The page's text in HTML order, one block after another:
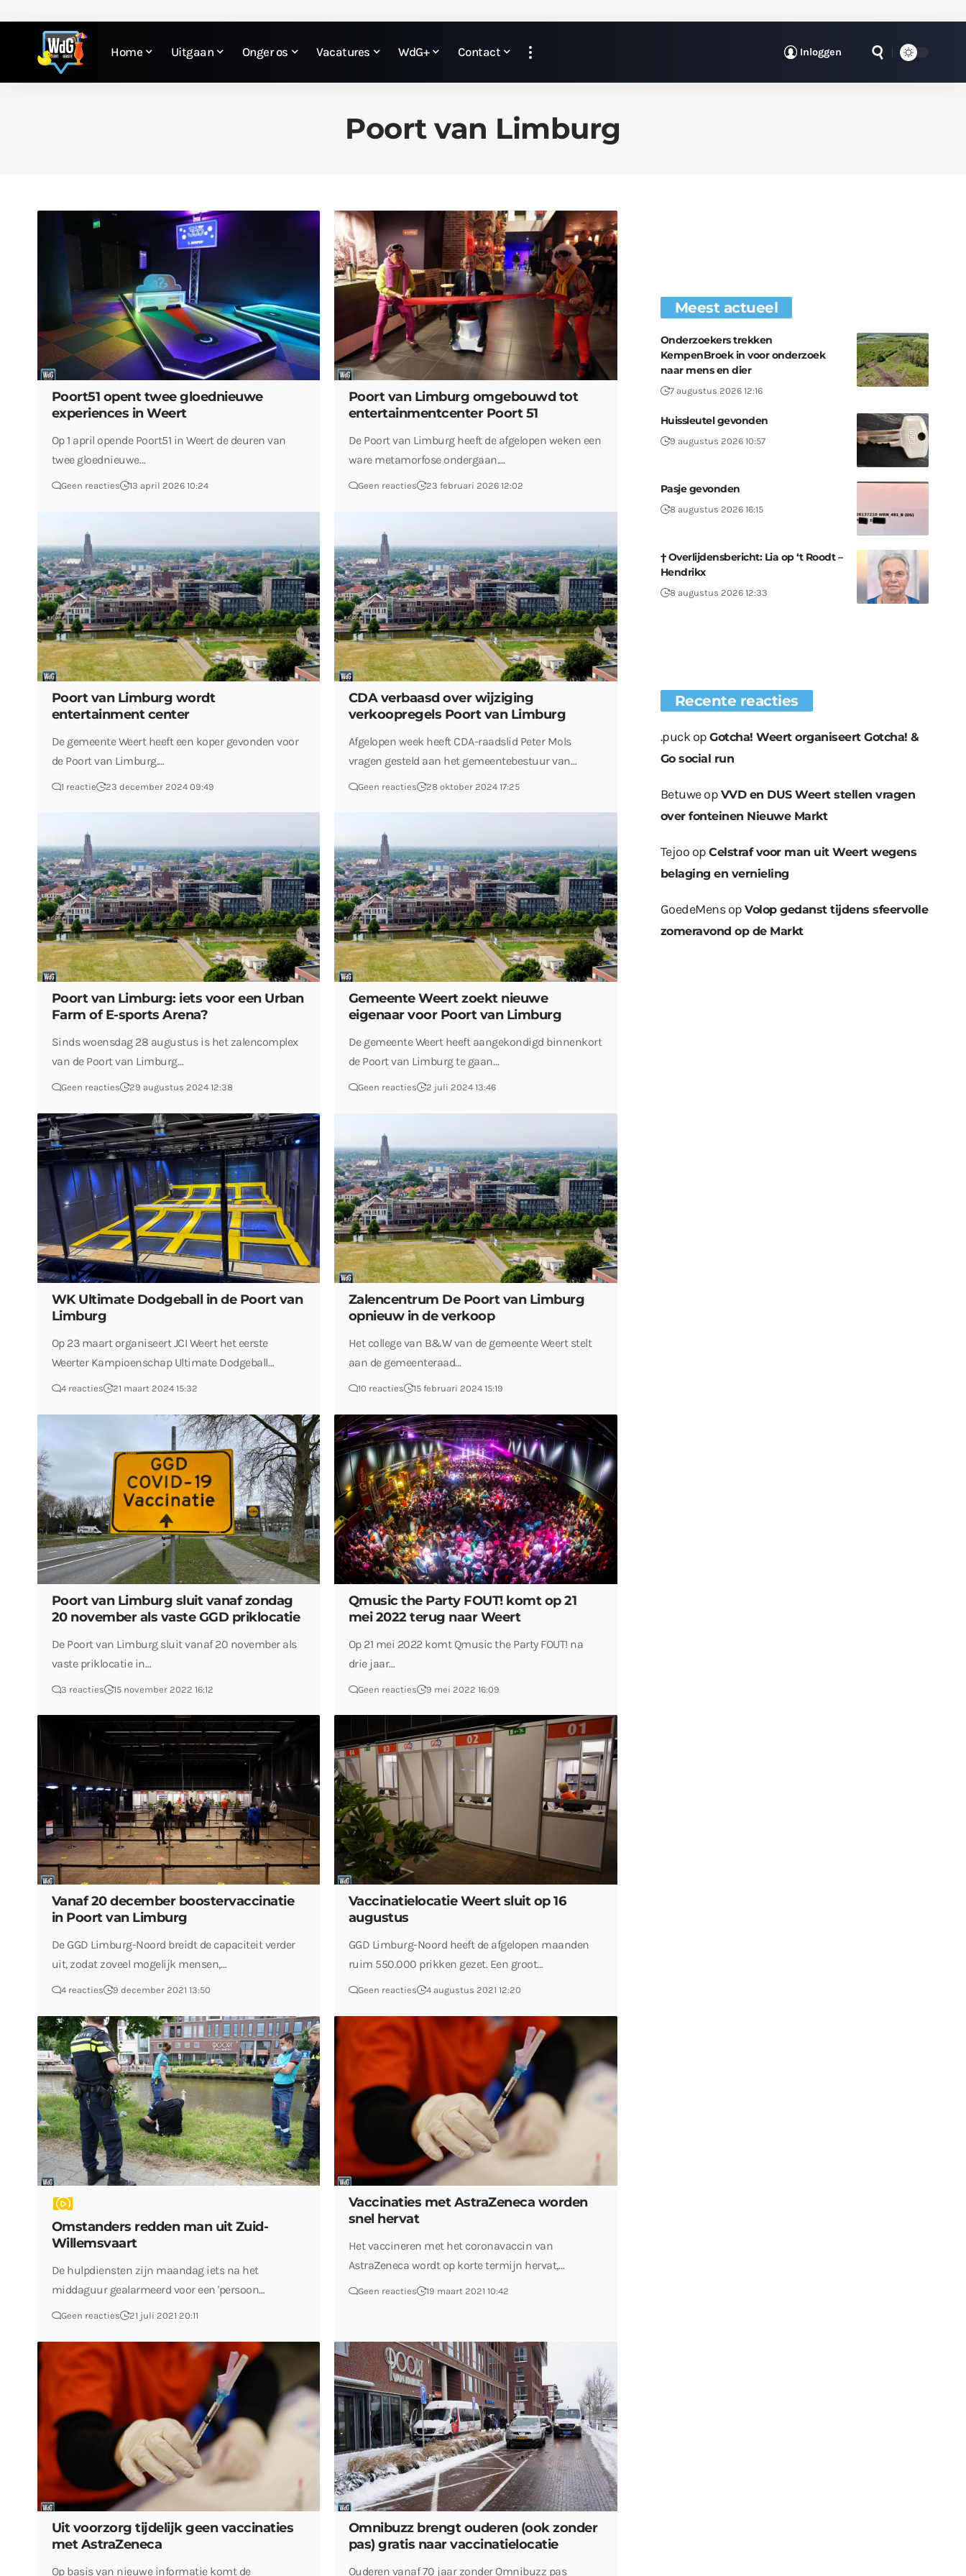
Home Uitgaan Onger os Vacatures WdG+ Contact Inloggen
Poort van Limburg
Poort51 opent twee gloednieuwe
experiences in Weert
Op 1 april opende Poort51 in Weert de deuren van
twee gloednieuwe…
Geen reacties 13 april 2026 10:24
Poort van Limburg omgebouwd tot
entertainmentcenter Poort 51
De Poort van Limburg heeft de afgelopen weken een
ware metamorfose ondergaan.…
Geen reacties 23 februari 2026 12:02
Poort van Limburg wordt
entertainment center
De gemeente Weert heeft een koper gevonden voor
de Poort van Limburg.…
1 reactie 23 december 2024 09:49
CDA verbaasd over wijziging
verkoopregels Poort van Limburg
Afgelopen week heeft CDA-raadslid Peter Mols
vragen gesteld aan het gemeentebestuur van…
Geen reacties 28 oktober 2024 17:25
Poort van Limburg: iets voor een Urban
Farm of E-sports Arena?
Sinds woensdag 28 augustus is het zalencomplex
van de Poort van Limburg…
Geen reacties 29 augustus 2024 12:38
Gemeente Weert zoekt nieuwe
eigenaar voor Poort van Limburg
De gemeente Weert heeft aangekondigd binnenkort
de Poort van Limburg te gaan…
Geen reacties 2 juli 2024 13:46
WK Ultimate Dodgeball in de Poort van
Limburg
Op 23 maart organiseert JCI Weert het eerste
Weerter Kampioenschap Ultimate Dodgeball…
4 reacties 21 maart 2024 15:32
Zalencentrum De Poort van Limburg
opnieuw in de verkoop
Het college van B&W van de gemeente Weert stelt
aan de gemeenteraad…
10 reacties 15 februari 2024 15:19
Poort van Limburg sluit vanaf zondag
20 november als vaste GGD priklocatie
De Poort van Limburg sluit vanaf 20 november als
vaste priklocatie in…
3 reacties 15 november 2022 16:12
Qmusic the Party FOUT! komt op 21
mei 2022 terug naar Weert
Op 21 mei 2022 komt Qmusic the Party FOUT! na
drie jaar…
Geen reacties 9 mei 2022 16:09
Vanaf 20 december boostervaccinatie
in Poort van Limburg
De GGD Limburg-Noord breidt de capaciteit verder
uit, zodat zoveel mogelijk mensen,…
4 reacties 9 december 2021 13:50
Vaccinatielocatie Weert sluit op 16
augustus
GGD Limburg-Noord heeft de afgelopen maanden
ruim 550.000 prikken gezet. Een groot…
Geen reacties 4 augustus 2021 12:20
Omstanders redden man uit Zuid-
Willemsvaart
De hulpdiensten zijn maandag iets na het
middaguur gealarmeerd voor een 'persoon…
Geen reacties 21 juli 2021 20:11
Vaccinaties met AstraZeneca worden
snel hervat
Het vaccineren met het coronavaccin van
AstraZeneca wordt op korte termijn hervat,…
Geen reacties 19 maart 2021 10:42
Uit voorzorg tijdelijk geen vaccinaties
met AstraZeneca
Op basis van nieuwe informatie komt de
Omnibuzz brengt ouderen (ook zonder
pas) gratis naar vaccinatielocatie
Ouderen vanaf 70 jaar zonder Omnibuzz pas
Meest actueel
Onderzoekers trekken
KempenBroek in voor onderzoek
naar mens en dier
7 augustus 2026 12:16
Huissleutel gevonden
9 augustus 2026 10:57
Pasje gevonden
8 augustus 2026 16:15
† Overlijdensbericht: Lia op ‘t Roodt –
Hendrikx
8 augustus 2026 12:33
Recente reacties
.puckopGotcha! Weert organiseert Gotcha! &
Go social run
Betuweop VVD en DUS Weert stellen vragen
over fonteinen Nieuwe Markt
Tejoo opCelstraf voor man uit Weert wegens
belaging en vernieling
GoedeMensopVolop gedanst tijdens sfeervolle
zomeravond op de Markt